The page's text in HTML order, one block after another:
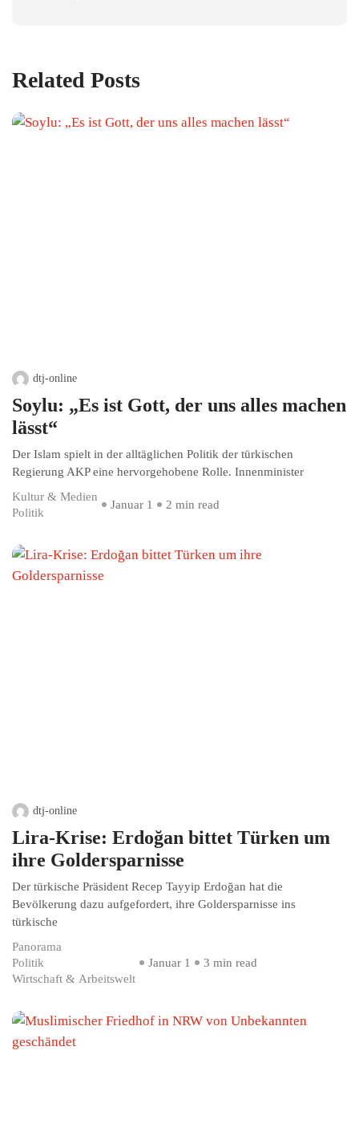
Related Posts
dtj-online
Soylu: „Es ist Gott, der uns alles machen
lässt“
Der Islam spielt in der alltäglichen Politik der türkischen
Regierung AKP eine hervorgehobene Rolle. Innenminister
Kultur & Medien
Politik
Januar 1 2 min read
dtj-online
Lira-Krise: Erdoğan bittet Türken um
ihre Goldersparnisse
Der türkische Präsident Recep Tayyip Erdoğan hat die
Bevölkerung dazu aufgefordert, ihre Goldersparnisse ins
türkische
Panorama
Politik
Wirtschaft & Arbeitswelt
Januar 1 3 min read